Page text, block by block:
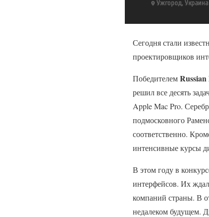
Сегодня стали
проектировщиков
Победителем
решил все десять
Apple Mac Pro.
подмосковного
соответственно.
интенсивные курсы
В этом году в
интерфейсов. Их
компаний страны. В
недалеком будущем.